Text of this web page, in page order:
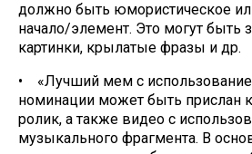
должно быть юмористическое
начало/элемент. Это могут
картинки, крылатые фразы и др.
• «Лучший мем с
номинации может быть прислан
ролик, а также видео с
музыкального фрагмента. В